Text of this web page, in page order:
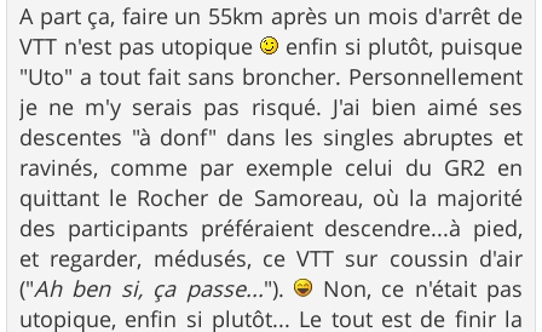
A part ça, faire un 55km après un mois d'arrêt de
VTT n'est pas utopique
enfin si plutôt, puisque
"Uto" a tout fait sans broncher. Personnellement
je ne m'y serais pas risqué. J'ai bien aimé ses
descentes "à donf" dans les singles abruptes et
ravinés, comme par exemple celui du GR2 en
quittant le Rocher de Samoreau, où la majorité
des participants préféraient descendre...à pied,
et regarder, médusés, ce VTT sur coussin d'air
("Ah ben si, ça passe...").
Non, ce n'était pas
utopique, enfin si plutôt... Le tout est de finir la